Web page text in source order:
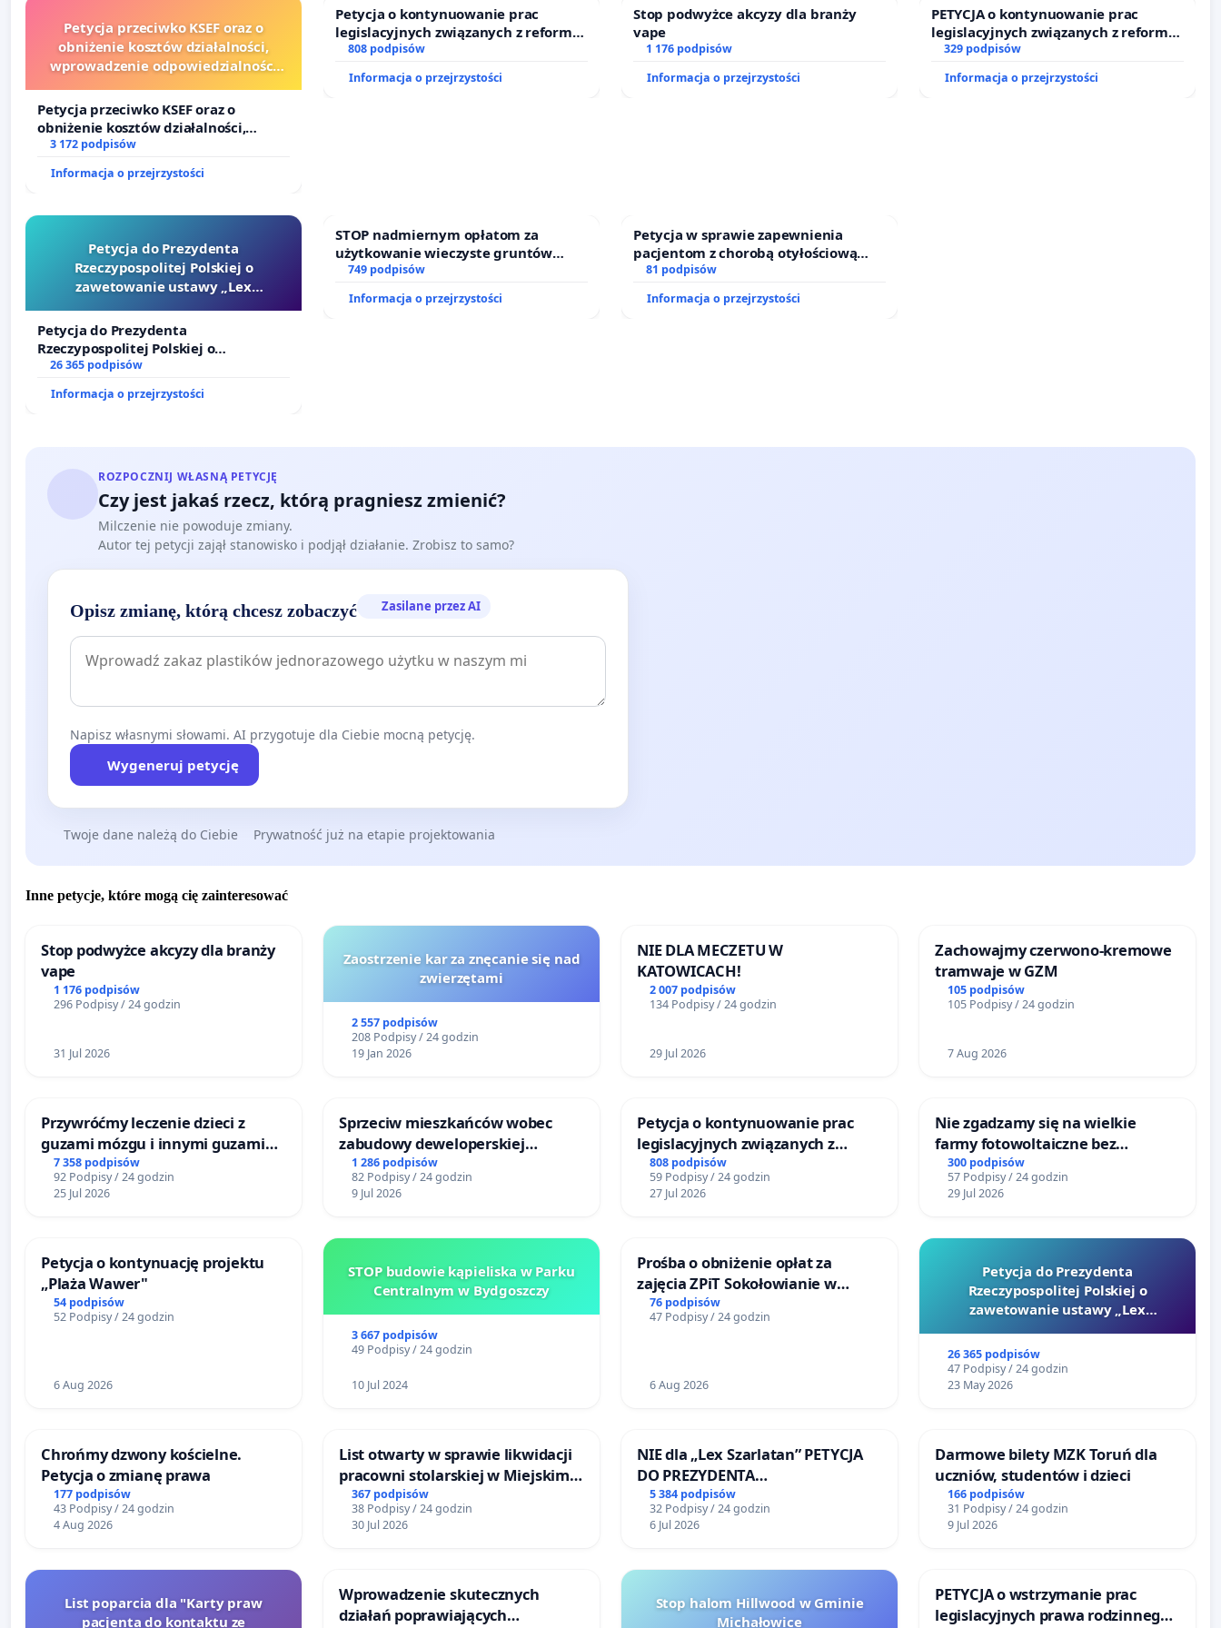
Petycja przeciwko KSEF oraz o
obniżenie kosztów działalności,
wprowadzenie odpowiedzialności
sędziów
Petycja przeciwko KSEF oraz o
obniżenie kosztów działalności,
wprowadzenie odpowiedzialności
sędziów
3 172 podpisów
Informacja o przejrzystości
Petycja o kontynuowanie prac
legislacyjnych związanych z reformą
prawa rodzinnego
808 podpisów
Informacja o przejrzystości
Stop podwyżce akcyzy dla branży
vape
1 176 podpisów
Informacja o przejrzystości
PETYCJA o kontynuowanie prac
legislacyjnych związanych z reformą
prawa rodzinnego
329 podpisów
Informacja o przejrzystości
Petycja do Prezydenta
Rzeczypospolitej Polskiej o
zawetowanie ustawy „Lex
Petycja do Prezydenta
Rzeczypospolitej Polskiej o
zawetowanie ustawy „Lex Szarlatan”
26 365 podpisów
Informacja o przejrzystości
STOP nadmiernym opłatom za
użytkowanie wieczyste gruntów
zajmowanych przez rodzinne ogrody
749 podpisów
Informacja o przejrzystości
Petycja w sprawie zapewnienia
pacjentom z chorobą otyłościową
dostępu do kompleksowego leczenia
81 podpisów
Informacja o przejrzystości
ROZPOCZNIJ WŁASNĄ PETYCJĘ
Czy jest jakaś rzecz, którą pragniesz zmienić?
Milczenie nie powoduje zmiany.
Autor tej petycji zajął stanowisko i podjął działanie. Zrobisz to samo?
Opisz zmianę, którą chcesz zobaczyć Zasilane przez AI
Napisz własnymi słowami. AI przygotuje dla Ciebie mocną petycję.
Wygeneruj petycję
Twoje dane należą do Ciebie Prywatność już na etapie projektowania
Inne petycje, które mogą cię zainteresować
Stop podwyżce akcyzy dla branży
vape
1 176 podpisów
296 Podpisy / 24 godzin
31 Jul 2026
Zaostrzenie kar za znęcanie się nad
zwierzętami
2 557 podpisów
208 Podpisy / 24 godzin
19 Jan 2026
NIE DLA MECZETU W
KATOWICACH!
2 007 podpisów
134 Podpisy / 24 godzin
29 Jul 2026
Zachowajmy czerwono-kremowe
tramwaje w GZM
105 podpisów
105 Podpisy / 24 godzin
7 Aug 2026
Przywróćmy leczenie dzieci z
guzami mózgu i innymi guzami
litymi do Górnośląskiego
Centrum Zdrowia Dziecka w
Katowicach
7 358 podpisów
92 Podpisy / 24 godzin
25 Jul 2026
Sprzeciw mieszkańców wobec
zabudowy deweloperskiej
terenow zielonych w rejonie
Bulwarów Straceńskich w Bielsku-
Białej
1 286 podpisów
82 Podpisy / 24 godzin
9 Jul 2026
Petycja o kontynuowanie prac
legislacyjnych związanych z
reformą prawa rodzinnego
808 podpisów
59 Podpisy / 24 godzin
27 Jul 2026
Nie zgadzamy się na wielkie
farmy fotowoltaiczne bez
rzetelnych analiz i akceptacji
mieszkańców
300 podpisów
57 Podpisy / 24 godzin
29 Jul 2026
Petycja o kontynuację projektu
„Plaża Wawer"
54 podpisów
52 Podpisy / 24 godzin
6 Aug 2026
STOP budowie kąpieliska w Parku
Centralnym w Bydgoszczy
3 667 podpisów
49 Podpisy / 24 godzin
10 Jul 2024
Prośba o obniżenie opłat za
zajęcia ZPiT Sokołowianie w
Sokołowskim Ośrodku Kultury
76 podpisów
47 Podpisy / 24 godzin
6 Aug 2026
Petycja do Prezydenta
Rzeczypospolitej Polskiej o
zawetowanie ustawy „Lex
26 365 podpisów
47 Podpisy / 24 godzin
23 May 2026
Chrońmy dzwony kościelne.
Petycja o zmianę prawa
177 podpisów
43 Podpisy / 24 godzin
4 Aug 2026
List otwarty w sprawie likwidacji
pracowni stolarskiej w Miejskim
Teatrze Miniatura w Gdańsku
367 podpisów
38 Podpisy / 24 godzin
30 Jul 2026
NIE dla „Lex Szarlatan” PETYCJA
DO PREZYDENTA
RZECZYPOSPOLITEJ POLSKIEJ
5 384 podpisów
32 Podpisy / 24 godzin
6 Jul 2026
Darmowe bilety MZK Toruń dla
uczniów, studentów i dzieci
166 podpisów
31 Podpisy / 24 godzin
9 Jul 2026
List poparcia dla "Karty praw
pacjenta do kontaktu ze
Wprowadzenie skutecznych
działań poprawiających
Stop halom Hillwood w Gminie
Michałowice
PETYCJA o wstrzymanie prac
legislacyjnych prawa rodzinnego